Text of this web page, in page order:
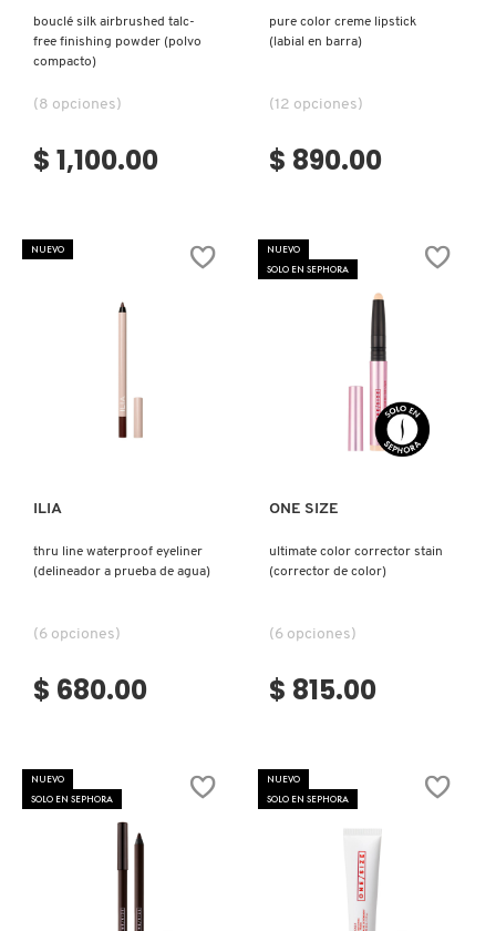
PETER THOMAS ROTH
SEPHORA COLLECTION
SEPHORA FAVORITES
SHARK
SHISEIDO
SMASHBOX
bouclé silk airbrushed talc-
free finishing powder (polvo
compacto)
(8 opciones)
$ 1,100.00
pure color creme lipstick
(labial en barra)
(12 opciones)
$ 890.00
NUEVO
Ver más
ILIA
thru line waterproof eyeliner
(delineador a prueba de agua)
(6 opciones)
$ 680.00
NUEVO
SOLO EN SEPHORA
Ver más
ONE SIZE
ultimate color corrector stain
(corrector de color)
(6 opciones)
$ 815.00
NUEVO
SOLO EN SEPHORA
NUEVO
SOLO EN SEPHORA